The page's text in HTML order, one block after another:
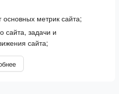
метрик сайта;
сайта, задачи и
сайта;